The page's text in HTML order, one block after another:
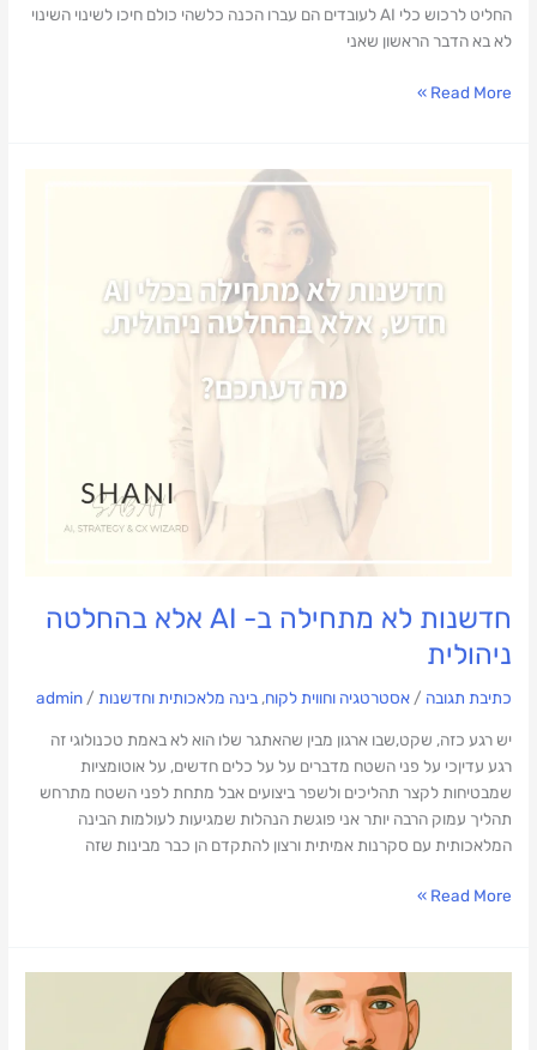
החליט לרכוש כלי AI לעובדים הם עברו הכנה כלשהי כולם חיכו לשינוי השינוי
לא בא הדבר הראשון שאני
Read More »
חדשנות לא מתחילה ב- AI אלא בהחלטה
ניהולית
כתיבת תגובה /אסטרטגיה וחווית לקוח,בינה מלאכותית וחדשנות /
admin
יש רגע כזה, שקט,שבו ארגון מבין שהאתגר שלו הוא לא באמת טכנולוגי זה
רגע עדיןכי על פני השטח מדברים על על כלים חדשים, על אוטומציות
שמבטיחות לקצר תהליכים ולשפר ביצועים אבל מתחת לפני השטח מתרחש
תהליך עמוק הרבה יותר אני פוגשת הנהלות שמגיעות לעולמות הבינה
המלאכותית עם סקרנות אמיתית ורצון להתקדם הן כבר מבינות שזה
Read More »